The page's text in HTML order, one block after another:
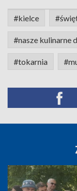
#kielce
#nasze kulinarne
#tokarnia